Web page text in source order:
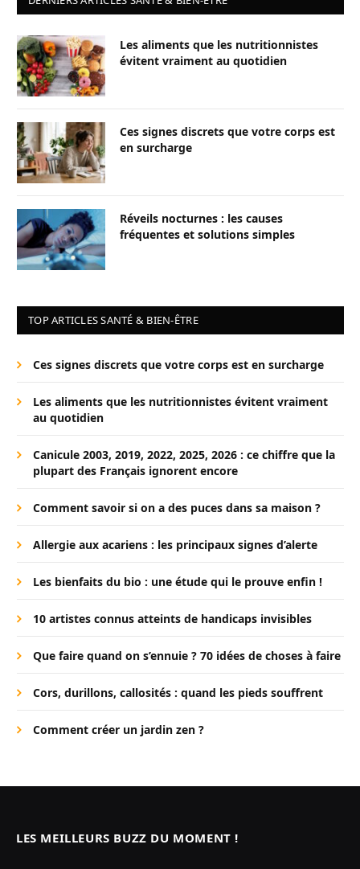
Les aliments que les nutritionnistes
évitent vraiment au quotidien
Ces signes discrets que votre corps est
en surcharge
Réveils nocturnes : les causes
fréquentes et solutions simples
TOP ARTICLES SANTÉ & BIEN-ÊTRE
Ces signes discrets que votre corps est en surcharge
Les aliments que les nutritionnistes évitent vraiment
au quotidien
Canicule 2003, 2019, 2022, 2025, 2026 : ce chiffre que la
plupart des Français ignorent encore
Comment savoir si on a des puces dans sa maison ?
Allergie aux acariens : les principaux signes d’alerte
Les bienfaits du bio : une étude qui le prouve enfin !
10 artistes connus atteints de handicaps invisibles
Que faire quand on s’ennuie ? 70 idées de choses à faire
Cors, durillons, callosités : quand les pieds souffrent
Comment créer un jardin zen ?
LES MEILLEURS BUZZ DU MOMENT !